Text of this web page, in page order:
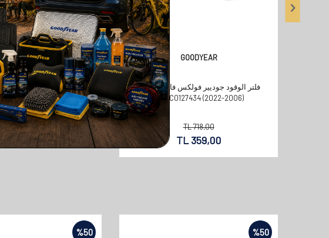
GOODYEAR
فلتر الوقود جوديير فولكس فاجن باسات
(2006-2022) OE:3C0127434
718,00
TL
359,00
TL
%50
%50